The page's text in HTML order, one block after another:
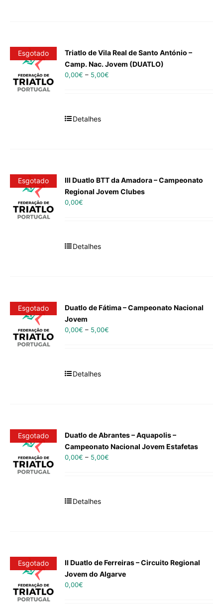
Esgotado
Triatlo de Vila Real de Santo António –
Camp. Nac. Jovem (DUATLO)
0,00€ – 5,00€
Detalhes
Esgotado
III Duatlo BTT da Amadora – Campeonato
Regional Jovem Clubes
0,00€
Detalhes
Esgotado
Duatlo de Fátima – Campeonato Nacional
Jovem
0,00€ – 5,00€
Detalhes
Esgotado
Duatlo de Abrantes – Aquapolis –
Campeonato Nacional Jovem Estafetas
0,00€ – 5,00€
Detalhes
Esgotado
II Duatlo de Ferreiras – Circuito Regional
Jovem do Algarve
0,00€